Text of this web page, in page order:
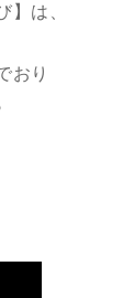
は、
おり